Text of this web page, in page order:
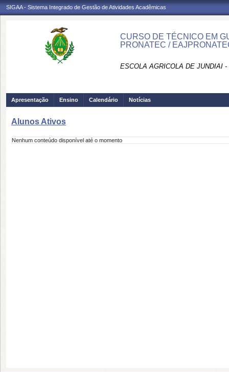
SIGAA - Sistema Integrado de Gestão de Atividades Acadêmicas
CURSO DE TÉCNICO EM
PRONATEC /
ESCOLA AGRICOLA DE JUNDIAI
Apresentação Ensino Calendário Notícias
Alunos Ativos
Nenhum conteúdo disponível até o momento